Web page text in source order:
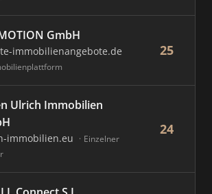
GmbH
immobilienangebote.de 25
Ulrich Immobilien
immobilien.eu
Einzelner
24